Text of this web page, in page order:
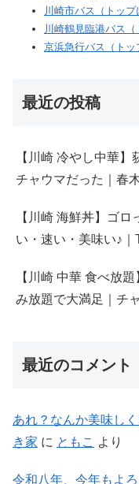
川崎市バス（トップ
川崎鶴見臨港バス（
京浜急行バス（トッ
最近の投稿
【川崎 冷やし中華】
チャウマだった｜春
【川崎 海鮮丼】ゴ
い・速い・美味い♪｜
【川崎 中華 食べ放
み放題で大満足｜チ
最近のコメント
あれ？なんか美味し
き家 に ともこ より
令和八年、今年もよ